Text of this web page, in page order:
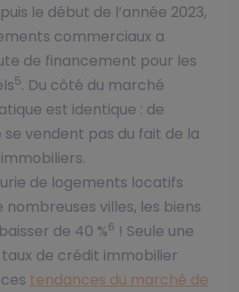
le début de l’année 2023,
commerciaux a
de financement pour les
5. Du côté du marché
est identique : de
vendent pas du fait de la
de logements locatifs
nombreuses villes, les biens
de 40 %6 ! Seule une
de crédit immobilier
tendances du marché de